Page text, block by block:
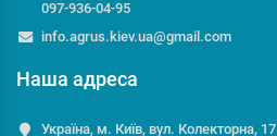
097-936-04-95
info.agrus.kiev.ua@gmail.com
Наша адреса
Україна, м. Київ, вул. Колекторна, 17